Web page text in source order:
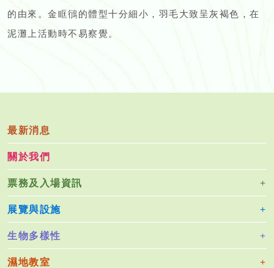
的由來。金眶鴴的體型十分細小，羽毛大致呈灰褐色，在
泥灘上活動時不易察覺。
最新消息
關於我們
票務及入場資訊
展覽與設施
生物多樣性
濕地教室